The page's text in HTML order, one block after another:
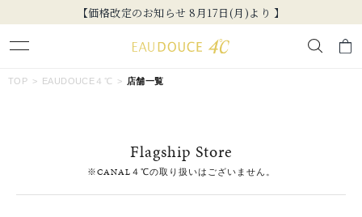
【価格改定のお知らせ 8月17日(月)より 】
#ダイヤモンド ネックレス
TOP EAUDOUCE４℃ 店舗一覧
Flagship Store
※CANAL４℃の取り扱いはございません。